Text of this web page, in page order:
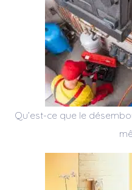
Qu’est-ce que le